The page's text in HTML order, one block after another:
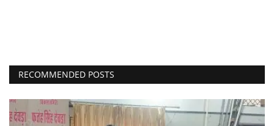
RECOMMENDED POSTS